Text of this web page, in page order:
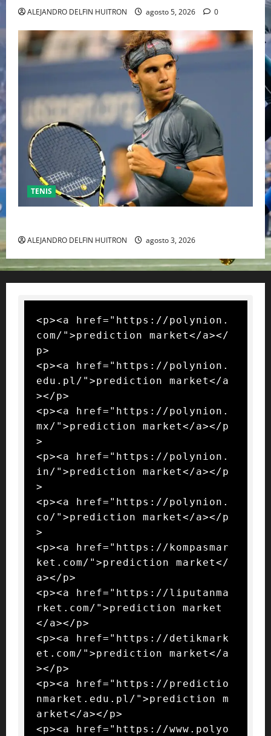
ALEJANDRO DELFIN HUITRON agosto 5, 2026 0
TENIS
ALEJANDRO DELFIN HUITRON agosto 3, 2026
<p><a href="https://polynion.
com/">prediction market</a></
p>
<p><a href="https://polynion.
edu.pl/">prediction market</a
></p>
<p><a href="https://polynion.
mx/">prediction market</a></p
>
<p><a href="https://polynion.
in/">prediction market</a></p
>
<p><a href="https://polynion.
co/">prediction market</a></p
>
<p><a href="https://kompasmar
ket.com/">prediction market</
a></p>
<p><a href="https://liputanma
rket.com/">prediction market
</a></p>
<p><a href="https://detikmark
et.com/">prediction market</a
></p>
<p><a href="https://predictio
nmarket.edu.pl/">prediction m
arket</a></p>
<p><a href="https://www.polyo